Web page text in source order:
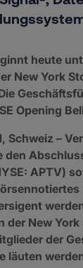
heute
New York
Opening
Schweiz –
den
APTV)
der New
der
läuten